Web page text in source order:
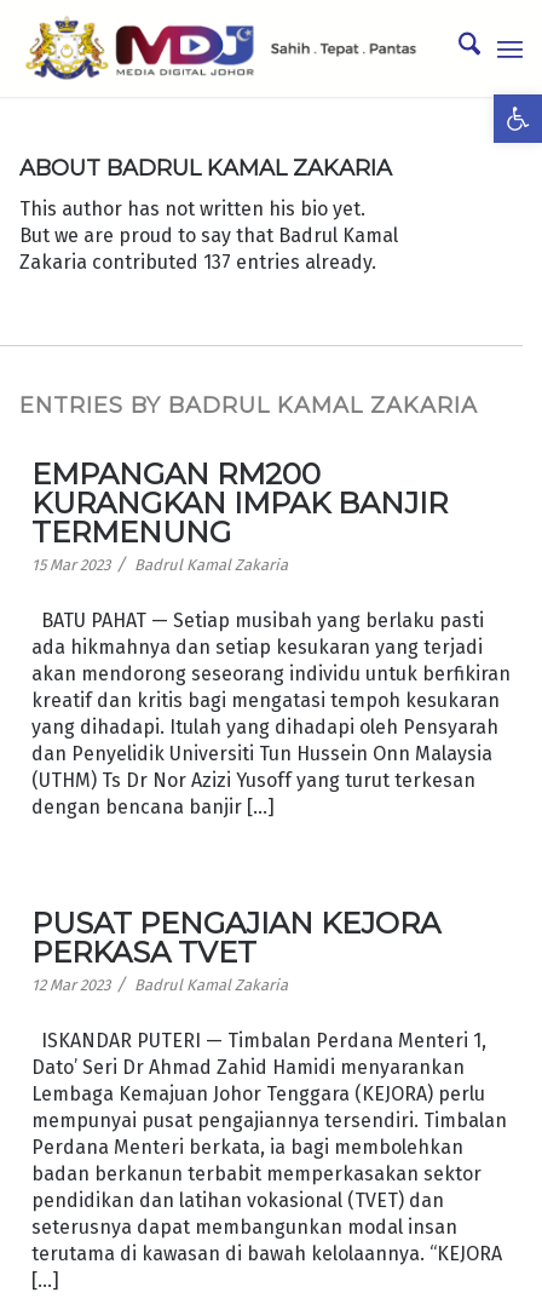
ABOUT BADRUL KAMAL ZAKARIA
This author has not written his bio yet.
But we are proud to say that Badrul Kamal
Zakaria contributed 137 entries already.
ENTRIES BY BADRUL KAMAL ZAKARIA
EMPANGAN RM200
KURANGKAN IMPAK BANJIR
TERMENUNG
15 Mar 2023 / Badrul Kamal Zakaria
BATU PAHAT — Setiap musibah yang berlaku pasti
ada hikmahnya dan setiap kesukaran yang terjadi
akan mendorong seseorang individu untuk berfikiran
kreatif dan kritis bagi mengatasi tempoh kesukaran
yang dihadapi. Itulah yang dihadapi oleh Pensyarah
dan Penyelidik Universiti Tun Hussein Onn Malaysia
(UTHM) Ts Dr Nor Azizi Yusoff yang turut terkesan
dengan bencana banjir […]
PUSAT PENGAJIAN KEJORA
PERKASA TVET
12 Mar 2023 / Badrul Kamal Zakaria
ISKANDAR PUTERI — Timbalan Perdana Menteri 1,
Dato’ Seri Dr Ahmad Zahid Hamidi menyarankan
Lembaga Kemajuan Johor Tenggara (KEJORA) perlu
mempunyai pusat pengajiannya tersendiri. Timbalan
Perdana Menteri berkata, ia bagi membolehkan
badan berkanun terbabit memperkasakan sektor
pendidikan dan latihan vokasional (TVET) dan
seterusnya dapat membangunkan modal insan
terutama di kawasan di bawah kelolaannya. “KEJORA
[…]